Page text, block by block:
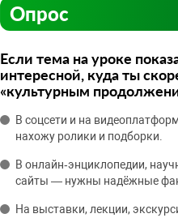
Опрос
Если тема на уроке
интересной, куда ты
«культурным
В соцсети и на
нахожу ролики и подборки.
В онлайн‑энциклопедии,
сайты — нужны надёжные
На выставки, лекции,